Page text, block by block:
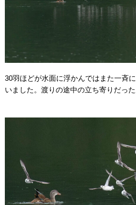
30羽ほどが水面に浮かんではまた一斉
いました。渡りの途中の立ち寄りだった